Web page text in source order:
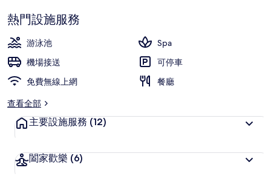
熱門設施服務
游泳池
Spa
機場接送
可停車
免費無線上網
餐廳
查看全部
主要設施服務 (12)
闔家歡樂 (6)